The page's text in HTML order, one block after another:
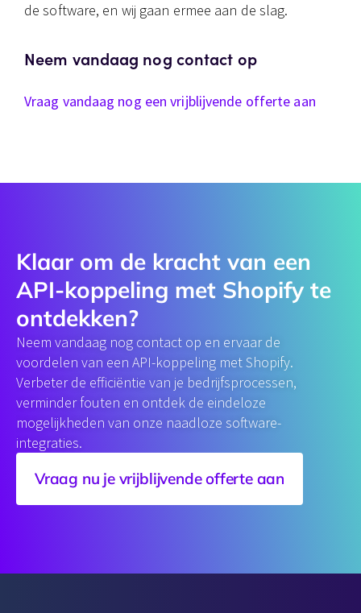
de software, en wij gaan ermee aan de slag.
Neem vandaag nog contact op
Vraag vandaag nog een vrijblijvende offerte aan
Klaar om de kracht van een
API-koppeling​ met Shopify te
ontdekken?
Neem vandaag nog contact op en ervaar de
voordelen van een API-koppeling met Shopify.
Verbeter de efficiëntie van je bedrijfsprocessen,
verminder fouten en ontdek de eindeloze
mogelijkheden van onze naadloze software-
integraties.
Vraag nu je vrijblijvende offerte aan